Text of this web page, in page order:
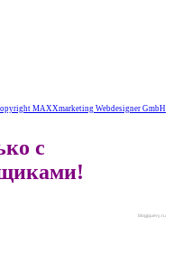
MAXXmarketing Webdesigner GmbH
с
blogjquery.ru